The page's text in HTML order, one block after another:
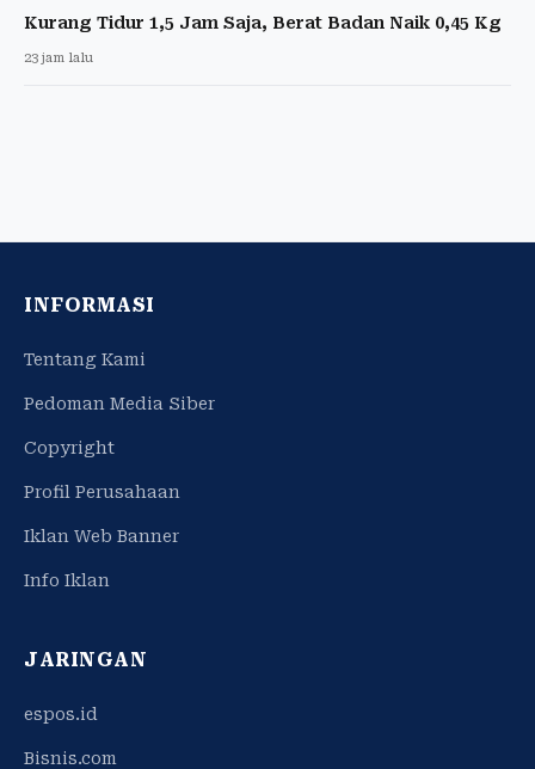
Kurang Tidur 1,5 Jam Saja, Berat Badan Naik 0,45 Kg
23 jam lalu
INFORMASI
Tentang Kami
Pedoman Media Siber
Copyright
Profil Perusahaan
Iklan Web Banner
Info Iklan
JARINGAN
espos.id
Bisnis.com